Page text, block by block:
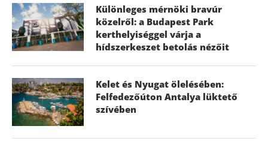
Különleges mérnöki bravúr
közelről: a Budapest Park
kerthelyiséggel várja a
hídszerkeszet betolás nézőit
Kelet és Nyugat ölelésében:
Felfedezőúton Antalya lüktető
szívében